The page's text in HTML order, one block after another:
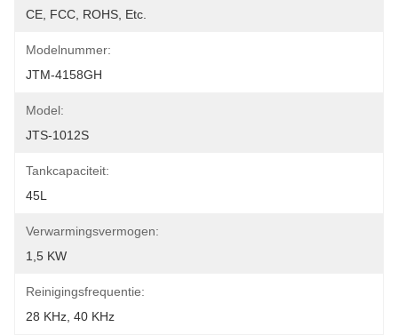
CE, FCC, ROHS, Etc.
Modelnummer:
JTM-4158GH
Model:
JTS-1012S
Tankcapaciteit:
45L
Verwarmingsvermogen:
1,5 KW
Reinigingsfrequentie:
28 KHz, 40 KHz